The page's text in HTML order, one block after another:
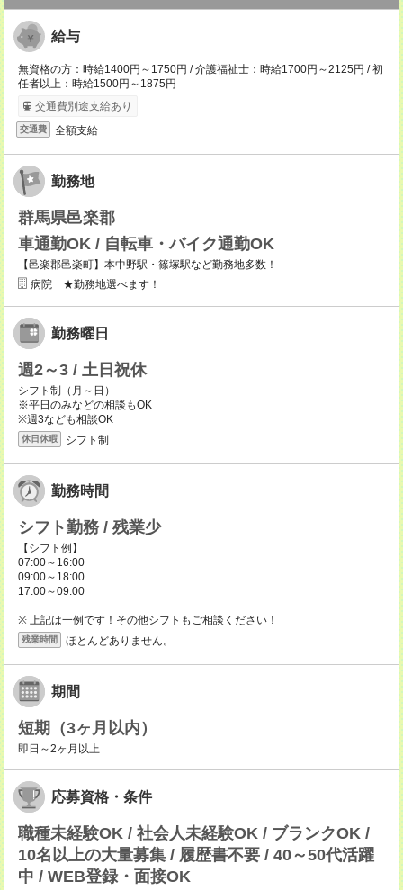
給与
無資格の方：時給1400円～1750円 / 介護福祉士：時給1700円～2125円 / 初
任者以上：時給1500円～1875円
交通費別途支給あり
交通費 全額支給
勤務地
群馬県邑楽郡
車通勤OK / 自転車・バイク通勤OK
【邑楽郡邑楽町】本中野駅・篠塚駅など勤務地多数！
病院 ★勤務地選べます！
勤務曜日
週2～3 / 土日祝休
シフト制（月～日）
※平日のみなどの相談もOK
※週3なども相談OK
休日休暇 シフト制
勤務時間
シフト勤務 / 残業少
【シフト例】
07:00～16:00
09:00～18:00
17:00～09:00
※ 上記は一例です！その他シフトもご相談ください！
残業時間 ほとんどありません。
期間
短期（3ヶ月以内）
即日～2ヶ月以上
応募資格・条件
職種未経験OK / 社会人未経験OK / ブランクOK /
10名以上の大量募集 / 履歴書不要 / 40～50代活躍
中 / WEB登録・面接OK